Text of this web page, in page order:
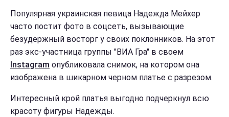
Популярная украинская певица Надежда Мейхер
часто постит фото в соцсеть, вызывающие
безудержный восторг у своих поклонников. На этот
раз экс-участница группы "ВИА Гра" в своем
Instagram опубликовала снимок, на котором она
изображена в шикарном черном платье с разрезом.
Интересный крой платья выгодно подчеркнул всю
красоту фигуры Надежды.